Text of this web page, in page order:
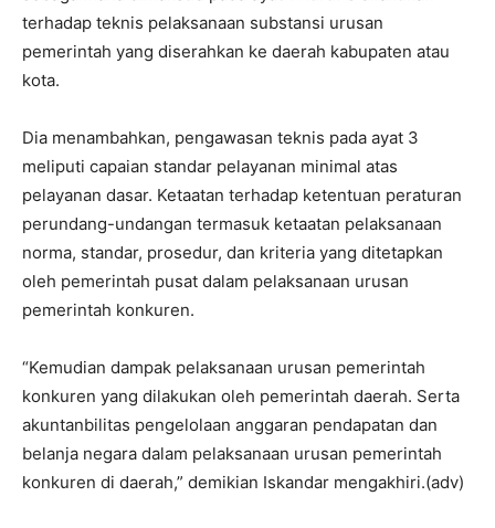
terhadap teknis pelaksanaan substansi urusan
pemerintah yang diserahkan ke daerah kabupaten atau
kota.
Dia menambahkan, pengawasan teknis pada ayat 3
meliputi capaian standar pelayanan minimal atas
pelayanan dasar. Ketaatan terhadap ketentuan peraturan
perundang-undangan termasuk ketaatan pelaksanaan
norma, standar, prosedur, dan kriteria yang ditetapkan
oleh pemerintah pusat dalam pelaksanaan urusan
pemerintah konkuren.
“Kemudian dampak pelaksanaan urusan pemerintah
konkuren yang dilakukan oleh pemerintah daerah. Serta
akuntanbilitas pengelolaan anggaran pendapatan dan
belanja negara dalam pelaksanaan urusan pemerintah
konkuren di daerah,” demikian Iskandar mengakhiri.(adv)